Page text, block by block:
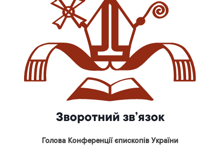
Зворотний зв’язок
Голова Конференції єпископів України